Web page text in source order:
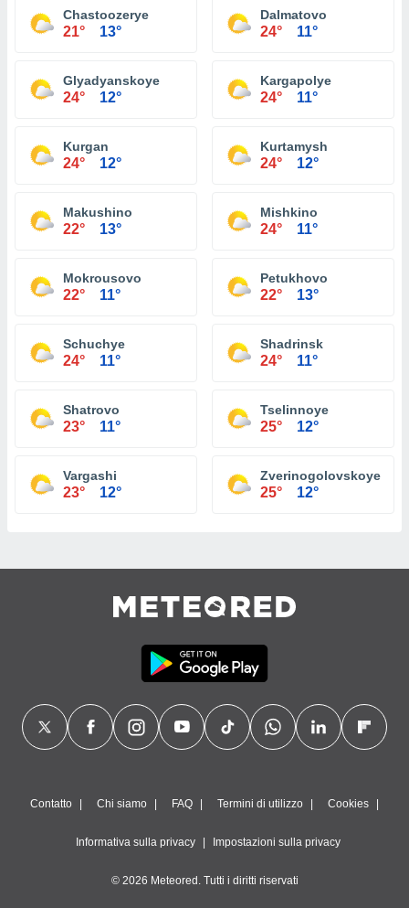
Chastoozerye
21° 13°
Dalmatovo
24° 11°
Glyadyanskoye
24° 12°
Kargapolye
24° 11°
Kurgan
24° 12°
Kurtamysh
24° 12°
Makushino
22° 13°
Mishkino
24° 11°
Mokrousovo
22° 11°
Petukhovo
22° 13°
Schuchye
24° 11°
Shadrinsk
24° 11°
Shatrovo
23° 11°
Tselinnoye
25° 12°
Vargashi
23° 12°
Zverinogolovskoye
25° 12°
Contatto Chi siamo FAQ Termini di utilizzo Cookies
Informativa sulla privacy Impostazioni sulla privacy
© 2026 Meteored. Tutti i diritti riservati